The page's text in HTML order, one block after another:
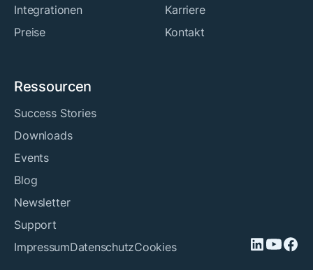
Integrationen
Preise
Karriere
Kontakt
Ressourcen
Success Stories
Downloads
Events
Blog
Newsletter
Support
ImpressumDatenschutzCookies